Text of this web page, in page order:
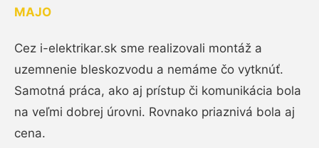
MAJO
Cez i-elektrikar.sk sme realizovali montáž a
uzemnenie bleskozvodu a nemáme čo vytknúť.
Samotná práca, ako aj prístup či komunikácia bola
na veľmi dobrej úrovni. Rovnako priaznivá bola aj
cena.